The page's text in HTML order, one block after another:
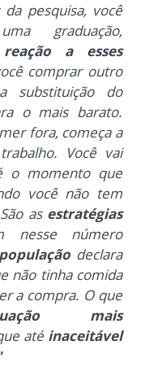
pesquisa, você
graduação,
reação a esses
comprar outro
substituição do
o mais barato.
fora, começa a
Você vai
o momento que
você não tem
as estratégias
nesse número
declara
não tinha comida
a compra. O que
mais
até inaceitável